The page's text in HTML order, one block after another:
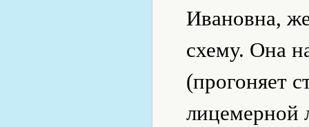
Ивановна,
схему. Она
(прогоняет
лицемерной